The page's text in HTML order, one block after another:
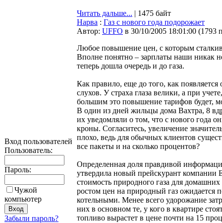
Вход пользователей
Пользователь:
Пароль:
Чужой
компьютер
Забыли пароль?
Читать дальше... | 1475 байт
Нарва : Газ с нового года подорожает
Автор: UFFO в 30/10/2005 18:01:00 (1793
Любое повышение цен, с которым
Вполне понятно – зарплаты наши никак
теперь дошла очередь и до газа.
Как правило, еще до того, как
слухов. У страха глаза велики, а при
большим это повышение тарифов будет,
В один из дней жильцы дома Вахтра, 8
их уведомляли о том, что с нового года
кроны. Согласитесь, увеличение
плохо, ведь для обычных клиентов
все пакеты и на сколько процентов?
Определенная доля правдивой
утвердила новый прейскурант компании
стоимость природного газа для
ростом цен на природный газ ожидается
котельными. Менее всего удорожание
них в основном те, у кого в квартире
топливо вырастет в цене почти на 15